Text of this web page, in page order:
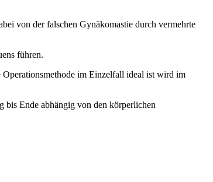
von der falschen Gynäkomastie durch vermehrte
führen.
im Einzelfall ideal ist wird im
Ende abhängig von den körperlichen